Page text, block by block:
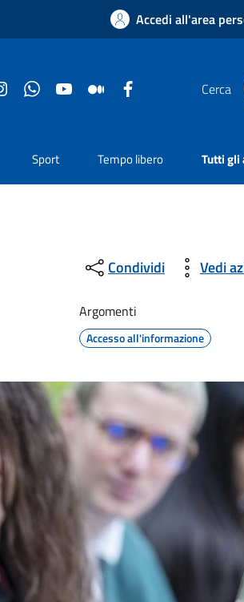
Accedi all'area
InstagramWhatsappYouTube Medium Cerca
Sport Tempo libero Tutti gli
Condividi Vedi
Argomenti
Accesso all'informazione